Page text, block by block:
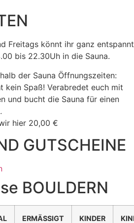
Freitags könnt ihr ganz entspannt
bis 22.30Uh in die Sauna.
der Sauna Öffnungszeiten:
kein Spaß! Verabredet euch mit
und bucht die Sauna für einen
hier 20,00 €
GUTSCHEINE
BOULDERN
ERMÄSSIGT
KINDER